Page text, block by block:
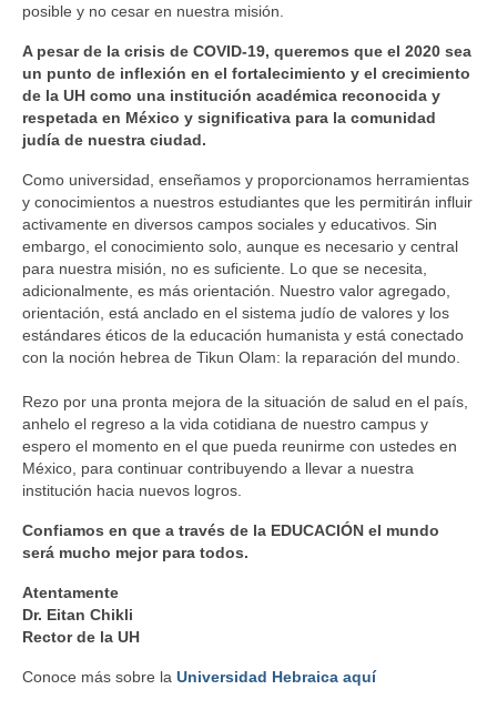
posible y no cesar en nuestra misión.
A pesar de la crisis de COVID-19, queremos que el 2020 sea
un punto de inflexión en el fortalecimiento y el crecimiento
de la UH como una institución académica reconocida y
respetada en México y significativa para la comunidad
judía de nuestra ciudad.
Como universidad, enseñamos y proporcionamos herramientas
y conocimientos a nuestros estudiantes que les permitirán influir
activamente en diversos campos sociales y educativos. Sin
embargo, el conocimiento solo, aunque es necesario y central
para nuestra misión, no es suficiente. Lo que se necesita,
adicionalmente, es más orientación. Nuestro valor agregado,
orientación, está anclado en el sistema judío de valores y los
estándares éticos de la educación humanista y está conectado
con la noción hebrea de Tikun Olam: la reparación del mundo.
Rezo por una pronta mejora de la situación de salud en el país,
anhelo el regreso a la vida cotidiana de nuestro campus y
espero el momento en el que pueda reunirme con ustedes en
México, para continuar contribuyendo a llevar a nuestra
institución hacia nuevos logros.
Confiamos en que a través de la EDUCACIÓN el mundo
será mucho mejor para todos.
Atentamente
Dr. Eitan Chikli
Rector de la UH
Conoce más sobre la Universidad Hebraica aquí